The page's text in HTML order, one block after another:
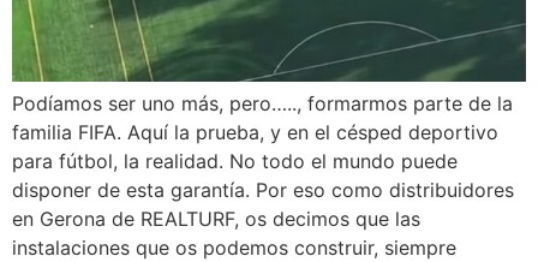
Podíamos ser uno más, pero….., formarmos parte de la
familia FIFA. Aquí la prueba, y en el césped deportivo
para fútbol, la realidad. No todo el mundo puede
disponer de esta garantía. Por eso como distribuidores
en Gerona de REALTURF, os decimos que las
instalaciones que os podemos construir, siempre